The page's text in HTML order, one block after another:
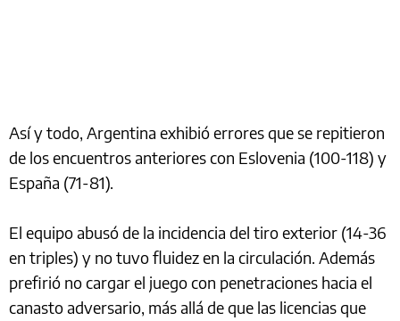
Así y todo, Argentina exhibió errores que se repitieron
de los encuentros anteriores con Eslovenia (100-118) y
España (71-81).
El equipo abusó de la incidencia del tiro exterior (14-36
en triples) y no tuvo fluidez en la circulación. Además
prefirió no cargar el juego con penetraciones hacia el
canasto adversario, más allá de que las licencias que